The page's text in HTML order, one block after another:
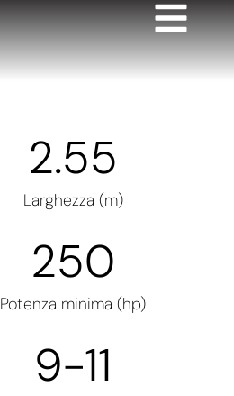
Larghezza (m)
2.55
Potenza minima (hp)
250
9-11